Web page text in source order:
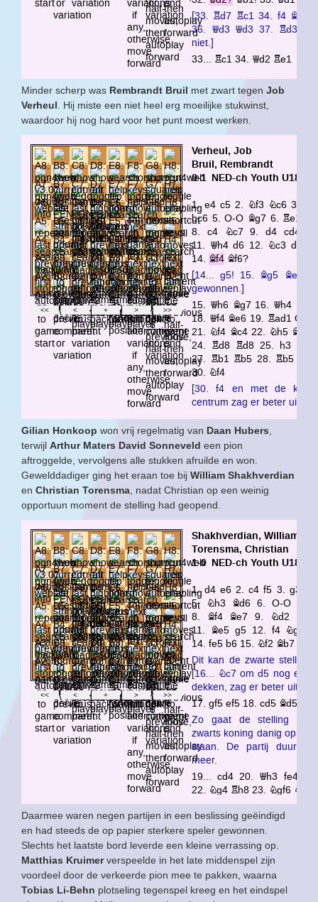
Minder scherp was Rembrandt Bruil met zwart tegen Job
Verheul . Hij miste een niet heel erg moeilijke stukwinst,
waardoor hij nog hard voor het punt moest werken.
Gilian Honkoop won vrij regelmatig van Daan Hubers
terwijl Arthur Maters David Sonneveld een pion
aftroggelde, vervolgens alle stukken afruilde en won.
Gewelddadiger ging het eraan toe bij William Shakhverdian
en Christian Torensma , nadat Christian op een weinig
opportuun moment de stelling had geopend.
Daarmee waren negen partijen in een beslissing geëindigd
en had steeds de op papier sterkere speler gewonnen.
Slechts het laatste bord leverde een kleine verrassing op.
Matthias Kruimerverspeelde in het late middenspel zijn
voordeel door de verkeerde pion mee te pakken, waarna
Tobias Li-Behn plotseling tegenspel kreeg en het eindspel